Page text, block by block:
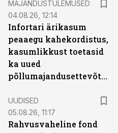
MAJANDUSTULEMUSED
04.08.26, 12:14
Infortari ärikasum
peaaegu kahekordistus,
kasumlikkust toetasid
ka uued
põllumajandusettevõtted
UUDISED
05.08.26, 11:17
Rahvusvaheline fond